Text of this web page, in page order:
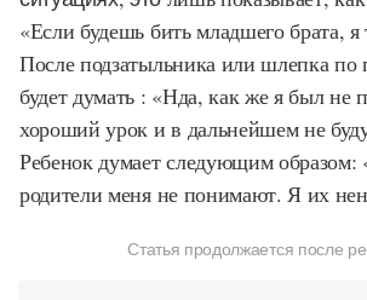
«Если будешь бить младшего брата,
После подзатыльника или шлепка по
будет думать : «Нда, как же я был не
хороший урок и в дальнейшем не
Ребенок думает следующим образом:
родители меня не понимают. Я их
Статья продолжается после